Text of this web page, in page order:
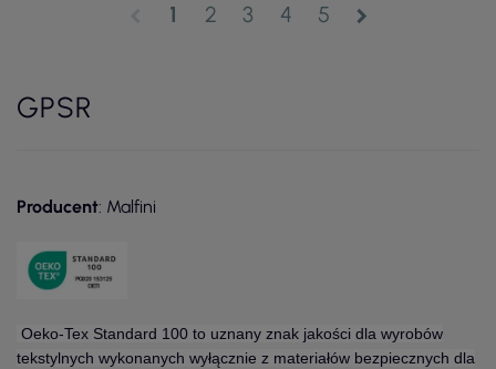
1 2 3 4 5 chevron_right
GPSR
Producent: Malfini
Oeko-Tex Standard 100 to uznany znak jakości dla wyrobów
tekstylnych wykonanych wyłącznie z materiałów bezpiecznych dla